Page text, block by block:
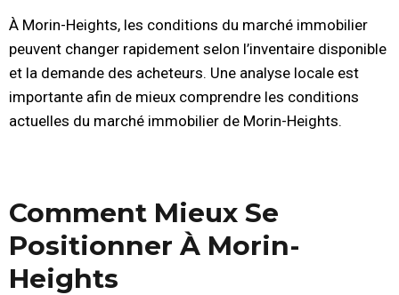
À Morin-Heights, les conditions du marché immobilier
peuvent changer rapidement selon l’inventaire disponible
et la demande des acheteurs. Une analyse locale est
importante afin de mieux comprendre les conditions
actuelles du marché immobilier de Morin-Heights.
Comment Mieux Se
Positionner À Morin-
Heights